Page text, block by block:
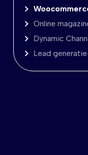
Online
Dynamic
Lead